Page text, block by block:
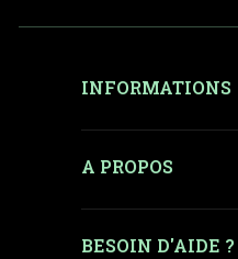
INFORMATIONS
A PROPOS
BESOIN D'AIDE ?